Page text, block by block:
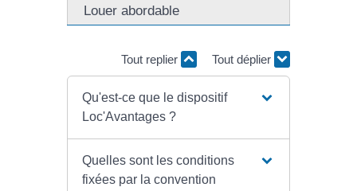
Louer abordable
Tout replier Tout déplier
Qu'est-ce que le dispositif
Loc'Avantages ?
Quelles sont les conditions
fixées par la convention